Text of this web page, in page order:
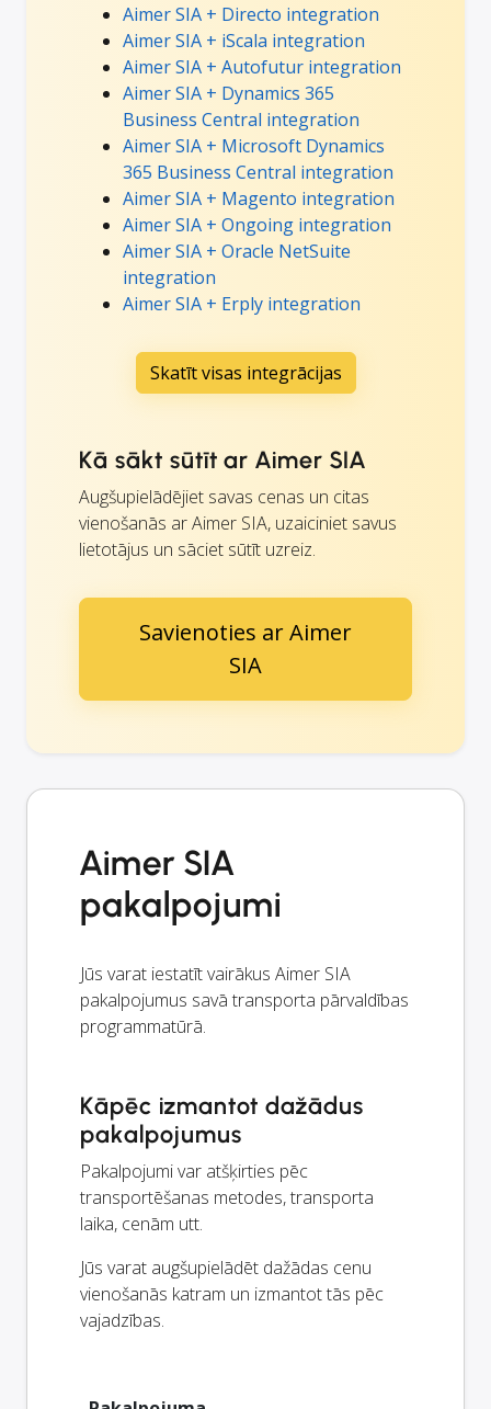
Aimer SIA + Directo integration
Aimer SIA + iScala integration
Aimer SIA + Autofutur integration
Aimer SIA + Dynamics 365
Business Central integration
Aimer SIA + Microsoft Dynamics
365 Business Central integration
Aimer SIA + Magento integration
Aimer SIA + Ongoing integration
Aimer SIA + Oracle NetSuite
integration
Aimer SIA + Erply integration
Skatīt visas integrācijas
Kā sākt sūtīt ar Aimer SIA
Augšupielādējiet savas cenas un citas
vienošanās ar Aimer SIA, uzaiciniet savus
lietotājus un sāciet sūtīt uzreiz.
Savienoties ar Aimer
SIA
Aimer SIA
pakalpojumi
Jūs varat iestatīt vairākus Aimer SIA
pakalpojumus savā transporta pārvaldības
programmatūrā.
Kāpēc izmantot dažādus
pakalpojumus
Pakalpojumi var atšķirties pēc
transportēšanas metodes, transporta
laika, cenām utt.
Jūs varat augšupielādēt dažādas cenu
vienošanās katram un izmantot tās pēc
vajadzības.